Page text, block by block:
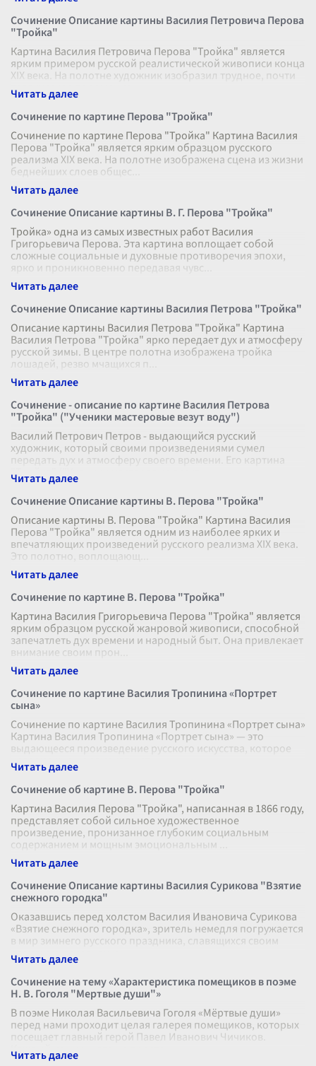
Сочинение Описание картины Василия Петровича Перова
"Тройка"
Картина Василия Петровича Перова "Тройка" является
ярким примером русской реалистической живописи конца
XIX века. На полотне художник изобразил трудное, почти
трагическое положение
Сочинение по картине Перова "Тройка"
Сочинение по картине Перова "Тройка" Картина Василия
Перова "Тройка" является ярким образцом русского
реализма XIX века. На полотне изображена сцена из жизни
беднейших слоев общес
Сочинение Описание картины В. Г. Перова "Тройка"
Тройка» одна из самых известных работ Василия
Григорьевича Перова. Эта картина воплощает собой
сложные социальные и духовные противоречия эпохи,
ярко и проникновенно передавая чувс
Сочинение Описание картины Василия Петрова "Тройка"
Описание картины Василия Петрова "Тройка" Картина
Василия Петрова "Тройка" ярко передает дух и атмосферу
русской зимы. В центре полотна изображена тройка
лошадей, резво мчащихся п
Сочинение - описание по картине Василия Петрова
"Тройка" ("Ученики мастеровые везут воду")
Василий Петрович Петров - выдающийся русский
художник, который своими произведениями сумел
передать дух и атмосферу своего времени. Его картина
"Тройка" ("Ученики мастеровые везут
Сочинение Описание картины В. Перова "Тройка"
Описание картины В. Перова "Тройка" Картина Василия
Перова "Тройка" является одним из наиболее ярких и
впечатляющих произведений русского реализма XIX века.
Это полотно, воплощающ
Сочинение по картине В. Перова "Тройка"
Картина Василия Григорьевича Перова "Тройка" является
ярким образцом русской жанровой живописи, способной
запечатлеть дух времени и народный быт. Она привлекает
внимание своим прон
Сочинение по картине Василия Тропинина «Портрет
сына»
Сочинение по картине Василия Тропинина «Портрет сына»
Картина Василия Тропинина «Портрет сына» — это
выдающееся произведение русского искусства, которое
невозможно не замечать, ст
Сочинение об картине В. Перова "Тройка"
Картина Василия Перова "Тройка", написанная в 1866 году,
представляет собой сильное художественное
произведение, пронизанное глубоким социальным
содержанием и мощным эмоциональным
Сочинение Описание картины Василия Сурикова "Взятие
снежного городка"
Оказавшись перед холстом Василия Ивановича Сурикова
«Взятие снежного городка», зритель немедля погружается
в мир зимнего русского праздника, славящихся своим
размахом, весельем и н
Сочинение на тему «Характеристика помещиков в поэме
Н. В. Гоголя "Мертвые души"»
В поэме Николая Васильевича Гоголя «Мёртвые души»
перед нами проходит целая галерея помещиков, которых
посещает главный герой Павел Иванович Чичиков.
Каждый из них — это не просто